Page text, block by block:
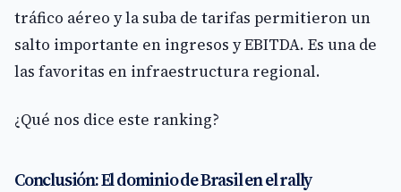
tráfico aéreo y la suba de tarifas permitieron un
salto importante en ingresos y EBITDA. Es una de
las favoritas en infraestructura regional.
¿Qué nos dice este ranking?
Conclusión: El dominio de Brasil en el rally